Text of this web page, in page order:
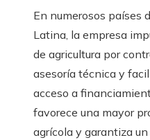
En numerosos países
Latina, la empresa
de agricultura por
asesoría técnica y
acceso a
favorece una mayor
agrícola y garantiza